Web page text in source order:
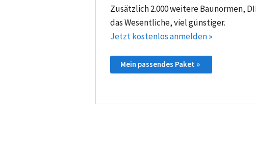
Zusätzlich 2.000 weitere Baunormen,
das Wesentliche, viel günstiger.
Jetzt kostenlos anmelden »
Mein passendes Paket »